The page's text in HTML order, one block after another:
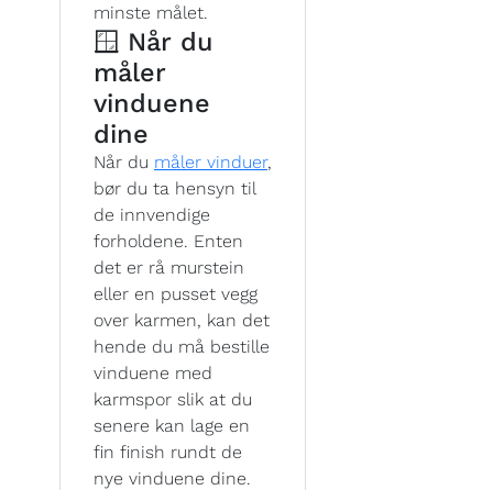
minste målet.
🪟 Når du
måler
vinduene
dine
Når du måler vinduer,
bør du ta hensyn til
de innvendige
forholdene. Enten
det er rå murstein
eller en pusset vegg
over karmen, kan det
hende du må bestille
vinduene med
karmspor slik at du
senere kan lage en
fin finish rundt de
nye vinduene dine.